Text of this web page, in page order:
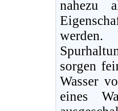
nahezu
werden.
sorgen
Wasser
eines